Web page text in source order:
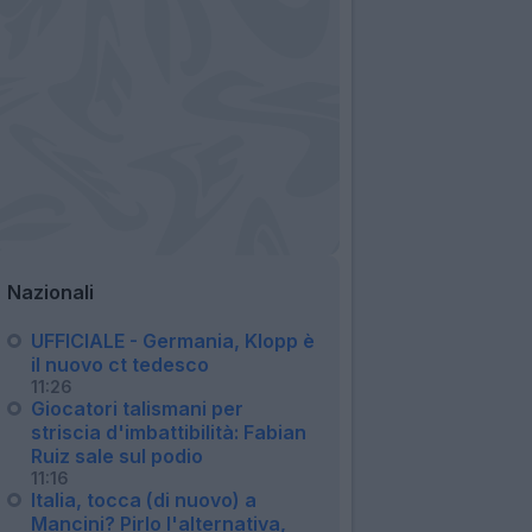
Nazionali
UFFICIALE - Germania, Klopp è
il nuovo ct tedesco
11:26
Giocatori talismani per
striscia d'imbattibilità: Fabian
Ruiz sale sul podio
11:16
Italia, tocca (di nuovo) a
Mancini? Pirlo l'alternativa,